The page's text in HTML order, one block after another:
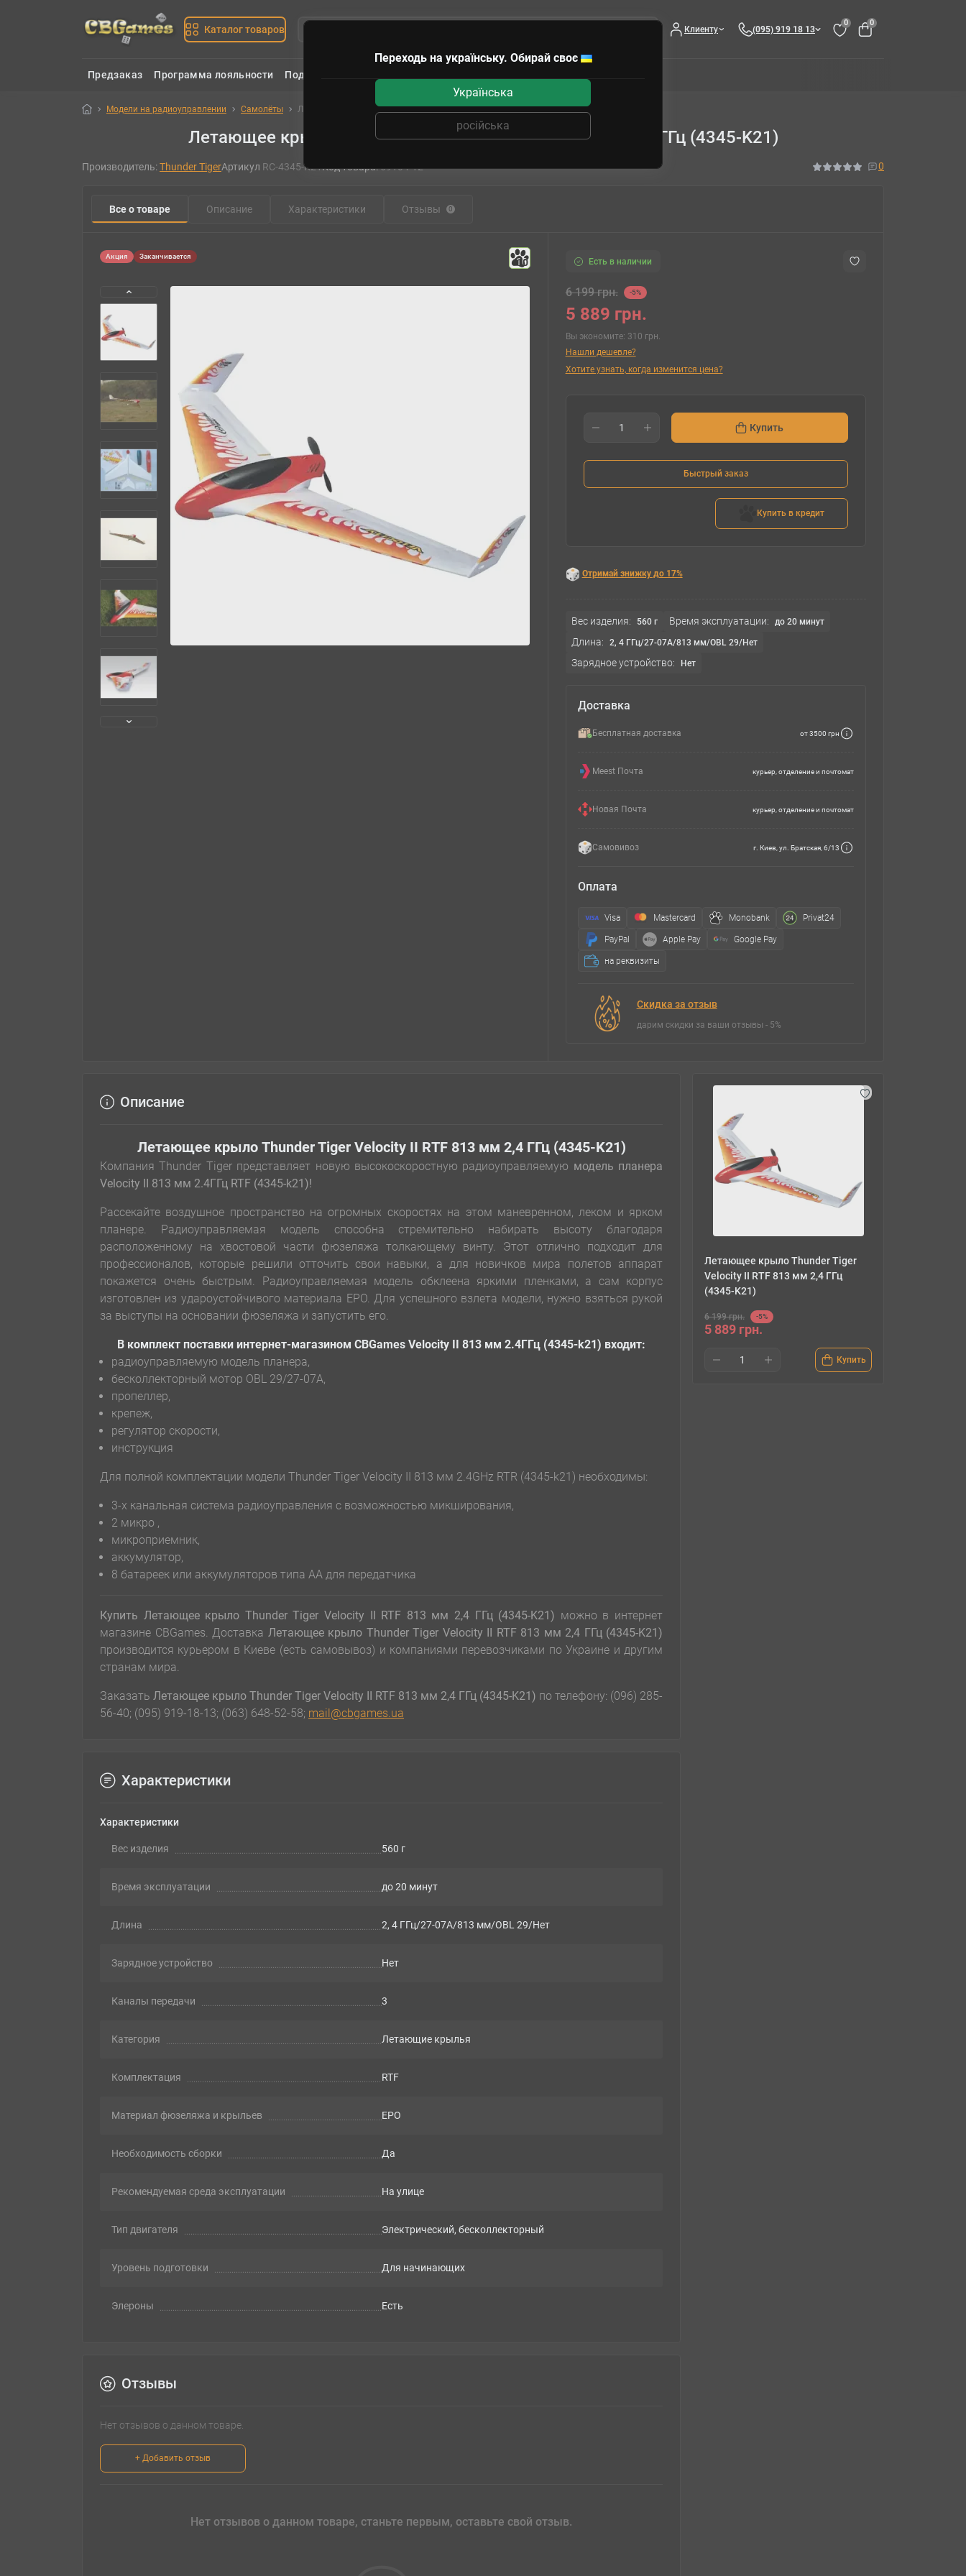
Каталог товаров Клиенту (095) 919 18 13
0 0
Предзаказ Программа лояльности Подарочные сертификаты
Модели на радиоуправлении Самолёты Летающее крыло Thunder Tiger Velocity II RTF 813 мм 2,4 ГГц (4345-K21)
Летающее крыло Thunder Tiger Velocity II RTF 813 мм 2,4 ГГц (4345-K21)
Производитель:Thunder TigerАртикул RC-4345-K21Код товара:69104-12 0
Все о товаре Описание Характеристики Отзывы 0
Акция Заканчивается
10 Есть в наличии
6 199 грн. -5%
5 889 грн.
Вы экономите: 310 грн.
Нашли дешевле?
Хотите узнать, когда изменится цена?
Купить
Быстрый заказ
Купить в кредит
Отримай знижку до 17%
Вес изделия: 560 г Время эксплуатации: до 20 минут
Длина: 2, 4 ГГц/27-07A/813 мм/OBL 29/Нет
Зарядное устройство: Нет
Доставка
Бесплатная доставка от 3500 грн
Meest Почта курьер, отделение и почтомат
Новая Почта курьер, отделение и почтомат
Самовивоз г. Киев, ул. Братская, 6/13
Оплата
Visa Mastercard Monobank Privat24
PayPal Apple Pay Google Pay
на реквизиты
Скидка за отзыв
дарим скидки за ваши отзывы - 5%
Летающее крыло Thunder Tiger
Velocity II RTF 813 мм 2,4 ГГц
(4345-K21)
6 199 грн. -5%
5 889 грн.
Купить
Описание
Летающее крыло Thunder Tiger Velocity II RTF 813 мм 2,4 ГГц (4345-K21)
Компания Thunder Tiger представляет новую высокоскоростную радиоуправляемую модель планера
Velocity II 813 мм 2.4ГГц RTF (4345-k21)!
Рассекайте воздушное пространство на огромных скоростях на этом маневренном, леком и ярком
планере. Радиоуправляемая модель способна стремительно набирать высоту благодаря
расположенному на хвостовой части фюзеляжа толкающему винту. Этот отлично подходит для
профессионалов, которые решили отточить свои навыки, а для новичков мира полетов аппарат
покажется очень быстрым. Радиоуправляемая модель обклеена яркими пленками, а сам корпус
изготовлен из удароустойчивого материала ЕРО. Для успешного взлета модели, нужно взяться рукой
за выступы на основании фюзеляжа и запустить его.
В комплект поставки интернет-магазином CBGames Velocity II 813 мм 2.4ГГц (4345-k21) входит:
радиоуправляемую модель планера,
бесколлекторный мотор OBL 29/27-07A,
пропеллер,
крепеж,
регулятор скорости,
инструкция
Для полной комплектации модели Thunder Tiger Velocity II 813 мм 2.4GHz RTR (4345-k21) необходимы:
3-х канальная система радиоуправления с возможностью микширования,
2 микро ,
микроприемник,
аккумулятор,
8 батареек или аккумуляторов типа АА для передатчика
Купить Летающее крыло Thunder Tiger Velocity II RTF 813 мм 2,4 ГГц (4345-K21) можно в интернет
магазине CBGames. Доставка Летающее крыло Thunder Tiger Velocity II RTF 813 мм 2,4 ГГц (4345-K21)
производится курьером в Киеве (есть самовывоз) и компаниями перевозчиками по Украине и другим
странам мира.
Заказать Летающее крыло Thunder Tiger Velocity II RTF 813 мм 2,4 ГГц (4345-K21) по телефону: (096) 285-
56-40; (095) 919-18-13; (063) 648-52-58; mail@cbgames.ua
Характеристики
Характеристики
Вес изделия 560 г
Время эксплуатации до 20 минут
Длина 2, 4 ГГц/27-07A/813 мм/OBL 29/Нет
Зарядное устройство Нет
Каналы передачи 3
Категория Летающие крылья
Комплектация RTF
Материал фюзеляжа и крыльев ЕРО
Необходимость сборки Да
Рекомендуемая среда эксплуатации На улице
Тип двигателя Электрический, бесколлекторный
Уровень подготовки Для начинающих
Элероны Есть
Отзывы
Нет отзывов о данном товаре.
+ Добавить отзыв
Нет отзывов о данном товаре, станьте первым, оставьте свой отзыв.
Переходь на українську. Обирай своє
Українська
російська